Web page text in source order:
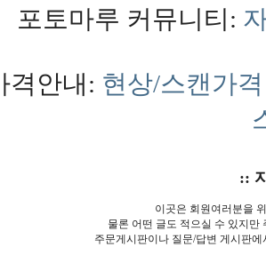
포토마루 커뮤니티:
격안내: 현상/스캔가격
::
이곳은 회원여러분을
물론 어떤 글도 적으실 수 있지만
주문게시판이나 질문/답변 게시판